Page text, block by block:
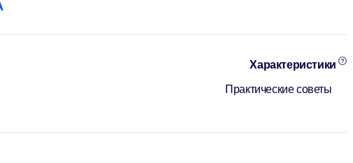
Характеристики
Практические советы